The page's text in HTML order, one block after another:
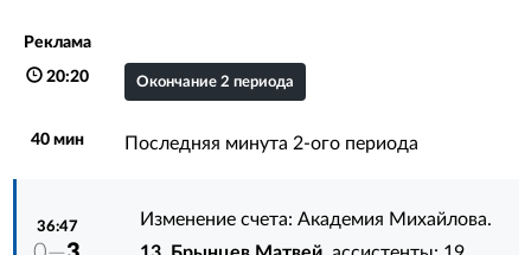
Реклама
20:20 Окончание 2 периода
40 мин Последняя минута 2-ого периода
36:47
Изменение счета: Академия Михайлова.